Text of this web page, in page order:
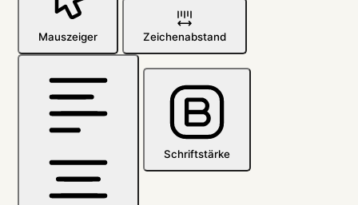
Mauszeiger Zeichenabstand
Schriftstärke